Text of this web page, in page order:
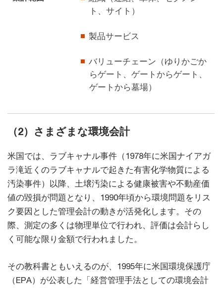
ト、サイト）
製品サービス
バリューチェーン（ゆりかごか
らゲート、ゲートからゲート、
ゲートから墓場）
（2）さまざまな環境会計
米国では、ラブキャナル事件（1978年に米国ナイアガ
ラ滝近くのラブキャナルで起きた有害化学物質による
汚染事件）以降、土壌汚染による健康被害や不動産価
値の毀損が問題となり、1990年頃から環境問題をリス
ク要因とした管理会計の動きが活発化します。その
際、測定の多くは物理単位で行われ、評価は会計らし
く可能な限り金額で行われました。
その教科書ともいえるのが、1995年に米国環境保護庁
（EPA）が公表した「経営管理手法としての環境会計